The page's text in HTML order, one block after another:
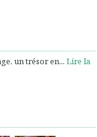
un trésor en... Lire la